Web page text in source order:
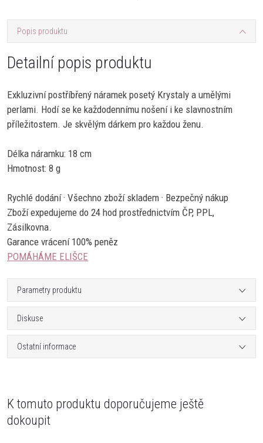
Popis produktu
Detailní popis produktu
Exkluzivní postříbřený náramek posetý Krystaly a umělými
perlami. Hodí se ke každodennímu nošení i ke slavnostním
příležitostem. Je skvělým dárkem pro každou ženu.
Délka náramku: 18 cm
Hmotnost: 8 g
Rychlé dodání · Všechno zboží skladem · Bezpečný nákup
Zboží expedujeme do 24 hod prostřednictvím ČP, PPL,
Zásilkovna.
Garance vrácení 100% peněz
POMÁHÁME ELIŠCE
Parametry produktu
Diskuse
Ostatní informace
K tomuto produktu doporučujeme ještě
dokoupit